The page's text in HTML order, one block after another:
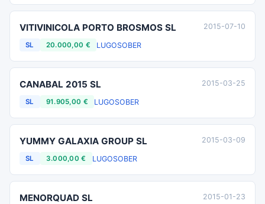
VITIVINICOLA PORTO BROSMOS SL
SL 20.000,00 € LUGOSOBER
2015-07-10
CANABAL 2015 SL
SL 91.905,00 € LUGOSOBER
2015-03-25
YUMMY GALAXIA GROUP SL
SL 3.000,00 € LUGOSOBER
2015-03-09
MENORQUAD SL 2015-01-23